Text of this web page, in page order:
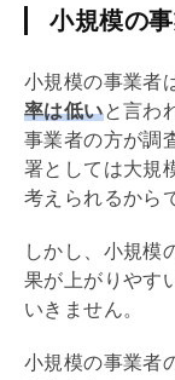
小規模の
小規模の事業者
率は低いと言わ
事業者の方が調
署としては大規
考えられるから
しかし、小規模
果が上がりやす
いきません。
小規模の事業者